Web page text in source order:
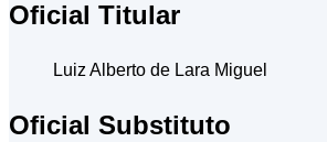
Oficial Titular
Luiz Alberto de Lara Miguel
Oficial Substituto